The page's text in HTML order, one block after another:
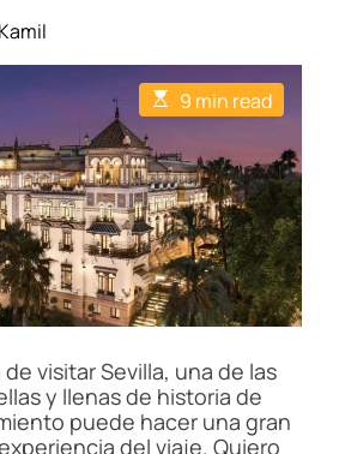
Kamil
E
s
i
m
a
t
e
d
r
e
a
d
i
m
e
9 min read
visitar Sevilla, una de las
y llenas de historia de
puede hacer una gran
del viaje. Quiero